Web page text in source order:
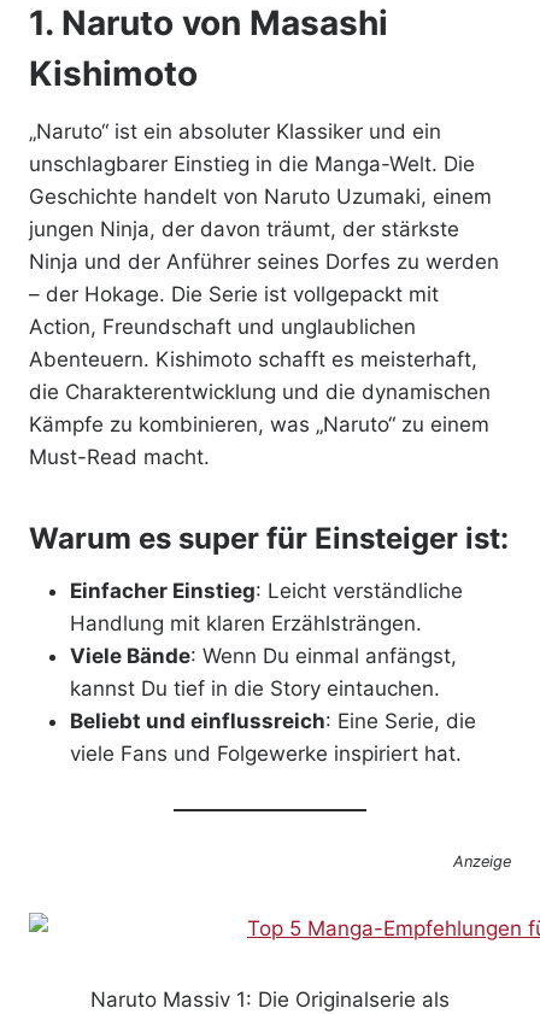
1. Naruto von Masashi
Kishimoto
„Naruto“ ist ein absoluter Klassiker und ein
unschlagbarer Einstieg in die Manga-Welt. Die
Geschichte handelt von Naruto Uzumaki, einem
jungen Ninja, der davon träumt, der stärkste
Ninja und der Anführer seines Dorfes zu werden
– der Hokage. Die Serie ist vollgepackt mit
Action, Freundschaft und unglaublichen
Abenteuern. Kishimoto schafft es meisterhaft,
die Charakterentwicklung und die dynamischen
Kämpfe zu kombinieren, was „Naruto“ zu einem
Must-Read macht.
Warum es super für Einsteiger ist:
Einfacher Einstieg: Leicht verständliche
Handlung mit klaren Erzählsträngen.
Viele Bände: Wenn Du einmal anfängst,
kannst Du tief in die Story eintauchen.
Beliebt und einflussreich: Eine Serie, die
viele Fans und Folgewerke inspiriert hat.
Anzeige
Naruto Massiv 1: Die Originalserie als